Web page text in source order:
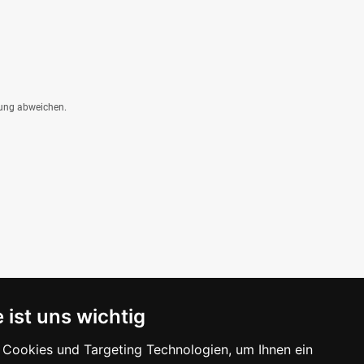
ist uns wichtig
und Targeting Technologien, um Ihnen ein
abweichen.